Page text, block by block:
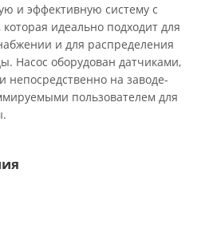
и эффективную систему с
идеально подходит для
и для распределения
Насос оборудован датчиками,
на заводе-
пользователем для